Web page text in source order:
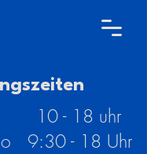
10 - 18 uhr
9:30 - 18 Uhr